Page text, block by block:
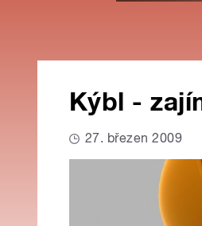
Kýbl -
27. březen 2009